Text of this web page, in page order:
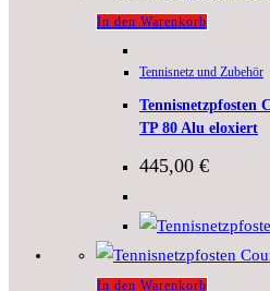
In den Warenkorb
Tennisnetz und Zubehör
Tennisnetzpfosten
TP 80 Alu eloxiert
445,00 €
In den Warenkorb